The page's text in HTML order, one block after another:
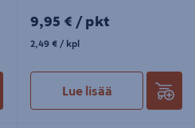
9,95€/pkt
9,95 € / pkt
2,49€/kpl
2,49 € / kpl
Lue lisää